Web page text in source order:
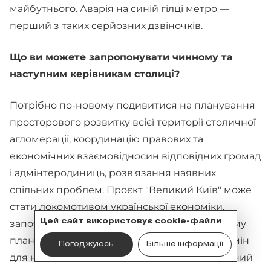
майбутнього. Аварія на синій гілці метро —
перший з таких серйозних дзвіночків.
Що ви можете запропонувати чинному та
наступним керівникам столиці?
Потрібно по-новому подивитися на планування
просторового розвитку всієї території столичної
агломерації, координацію правових та
економічних взаємовідносин відповідних громад
і адмінтеродиниць, розв'язання наявних
спільних проблем. Проєкт "Великий Київ" може
стати локомотивом української економіки,
започаткувати нові підходи в територіальному
плануванні та управлінні. Один з рецептів змін
для нашої країни, який забезпечить проривний
Цей сайт використовує cookie-файли
Погоджуюсь Більше інформації